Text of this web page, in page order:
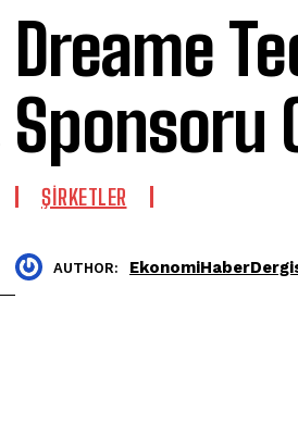
Dreame
Sponsoru
ŞİRKETLER
AUTHOR: